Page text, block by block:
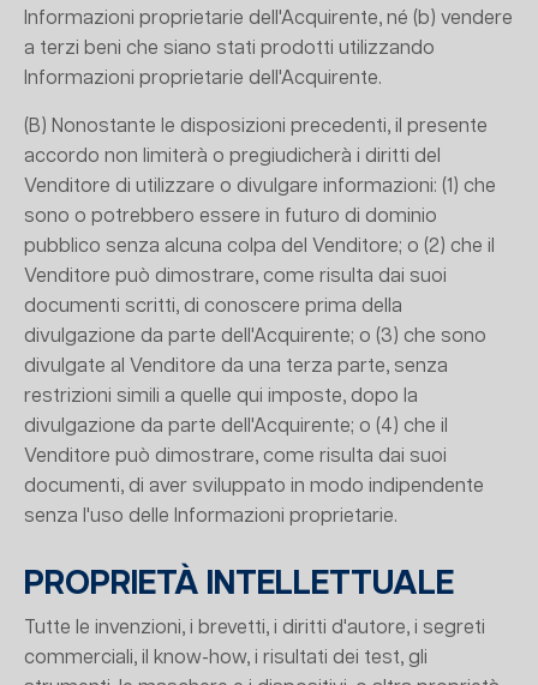
Informazioni proprietarie dell'Acquirente, né (b) vendere
a terzi beni che siano stati prodotti utilizzando
Informazioni proprietarie dell'Acquirente.
(B) Nonostante le disposizioni precedenti, il presente
accordo non limiterà o pregiudicherà i diritti del
Venditore di utilizzare o divulgare informazioni: (1) che
sono o potrebbero essere in futuro di dominio
pubblico senza alcuna colpa del Venditore; o (2) che il
Venditore può dimostrare, come risulta dai suoi
documenti scritti, di conoscere prima della
divulgazione da parte dell'Acquirente; o (3) che sono
divulgate al Venditore da una terza parte, senza
restrizioni simili a quelle qui imposte, dopo la
divulgazione da parte dell'Acquirente; o (4) che il
Venditore può dimostrare, come risulta dai suoi
documenti, di aver sviluppato in modo indipendente
senza l'uso delle Informazioni proprietarie.
PROPRIETÀ INTELLETTUALE
Tutte le invenzioni, i brevetti, i diritti d'autore, i segreti
commerciali, il know-how, i risultati dei test, gli